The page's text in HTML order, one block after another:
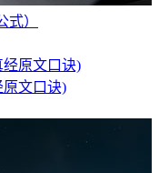
式）
文口诀)